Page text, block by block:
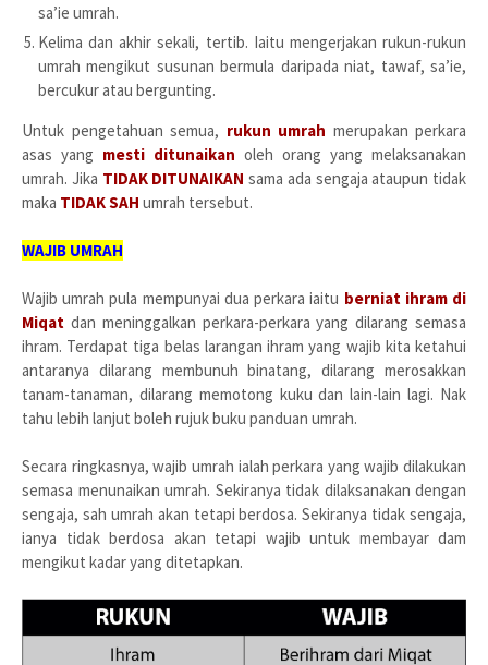
sa’ie umrah.
Kelima dan akhir sekali, tertib. Iaitu mengerjakan rukun-rukun
umrah mengikut susunan bermula daripada niat, tawaf, sa’ie,
bercukur atau bergunting.
Untuk pengetahuan semua, rukun umrah merupakan perkara
asas yang mesti ditunaikan oleh orang yang melaksanakan
umrah. Jika TIDAK DITUNAIKAN sama ada sengaja ataupun tidak
maka TIDAK SAH umrah tersebut.
WAJIB UMRAH
Wajib umrah pula mempunyai dua perkara iaitu berniat ihram di
Miqat dan meninggalkan perkara-perkara yang dilarang semasa
ihram. Terdapat tiga belas larangan ihram yang wajib kita ketahui
antaranya dilarang membunuh binatang, dilarang merosakkan
tanam-tanaman, dilarang memotong kuku dan lain-lain lagi. Nak
tahu lebih lanjut boleh rujuk buku panduan umrah.
Secara ringkasnya, wajib umrah ialah perkara yang wajib dilakukan
semasa menunaikan umrah. Sekiranya tidak dilaksanakan dengan
sengaja, sah umrah akan tetapi berdosa. Sekiranya tidak sengaja,
ianya tidak berdosa akan tetapi wajib untuk membayar dam
mengikut kadar yang ditetapkan.